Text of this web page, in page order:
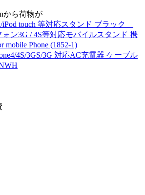
から荷物が
/iPod touch 等対応スタンド ブラック
ン3G / 4S等対応モバイルスタンド 携
Phone (1852-1)
4S/3GS/3G 対応AC充電器 ケーブル